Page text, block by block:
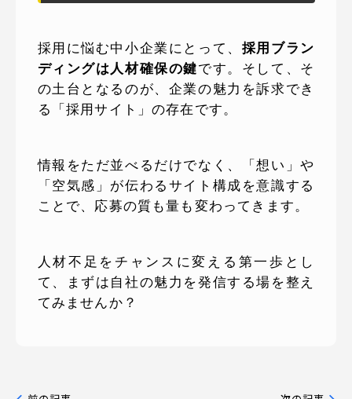
採用に悩む中小企業にとって、 採用ブラン
ディングは人材確保の鍵です。そして、そ
の土台となるのが、企業の魅力を訴求でき
る「採用サイト」の存在です。
情報をただ並べるだけでなく、「想い」や
「空気感」が伝わるサイト構成を意識する
ことで、応募の質も量も変わってきます。
人材不足をチャンスに変える第一歩とし
て、まずは自社の魅力を発信する場を整え
てみませんか？